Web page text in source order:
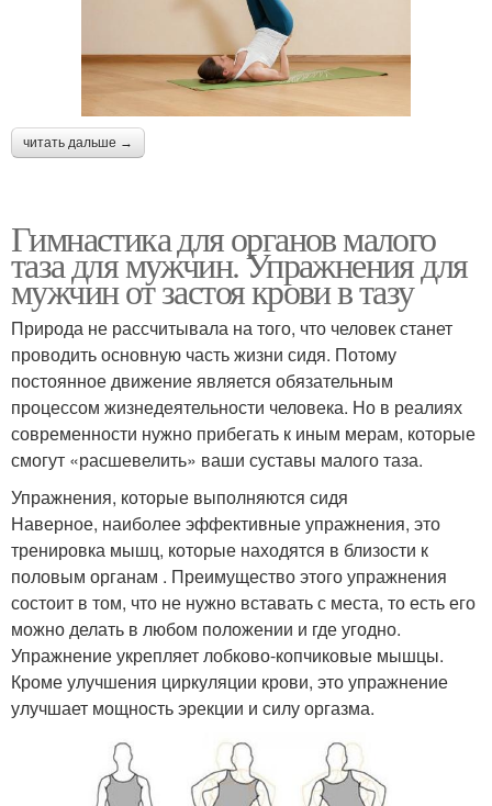
читать дальше →
Гимнастика для органов малого
таза для мужчин. Упражнения для
мужчин от застоя крови в тазу
Природа не рассчитывала на того, что человек станет
проводить основную часть жизни сидя. Потому
постоянное движение является обязательным
процессом жизнедеятельности человека. Но в реалиях
современности нужно прибегать к иным мерам, которые
смогут «расшевелить» ваши суставы малого таза.
Упражнения, которые выполняются сидя
Наверное, наиболее эффективные упражнения, это
тренировка мышц, которые находятся в близости к
половым органам . Преимущество этого упражнения
состоит в том, что не нужно вставать с места, то есть его
можно делать в любом положении и где угодно.
Упражнение укрепляет лобково-копчиковые мышцы.
Кроме улучшения циркуляции крови, это упражнение
улучшает мощность эрекции и силу оргазма.